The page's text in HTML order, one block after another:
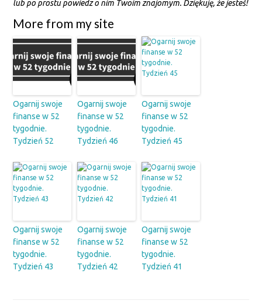
lub po prostu powiedz o nim Twoim znajomym. Dziękuję, że jesteś!
More from my site
Ogarnij swoje
finanse w 52
tygodnie.
Tydzień 52
Ogarnij swoje
finanse w 52
tygodnie.
Tydzień 46
Ogarnij swoje
finanse w 52
tygodnie.
Tydzień 45
Ogarnij swoje
finanse w 52
tygodnie.
Tydzień 43
Ogarnij swoje
finanse w 52
tygodnie.
Tydzień 42
Ogarnij swoje
finanse w 52
tygodnie.
Tydzień 41